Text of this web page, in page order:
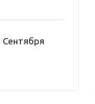
Сентября